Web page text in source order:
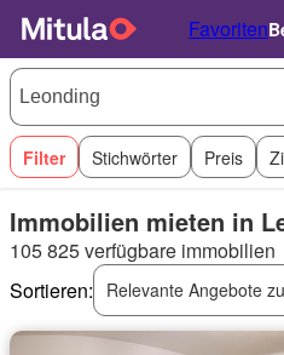
Favoriten
Filter Stichwörter Preis
Immobilien mieten in
105 825 verfügbare immobilien
Sortieren:
Relevante Angebote